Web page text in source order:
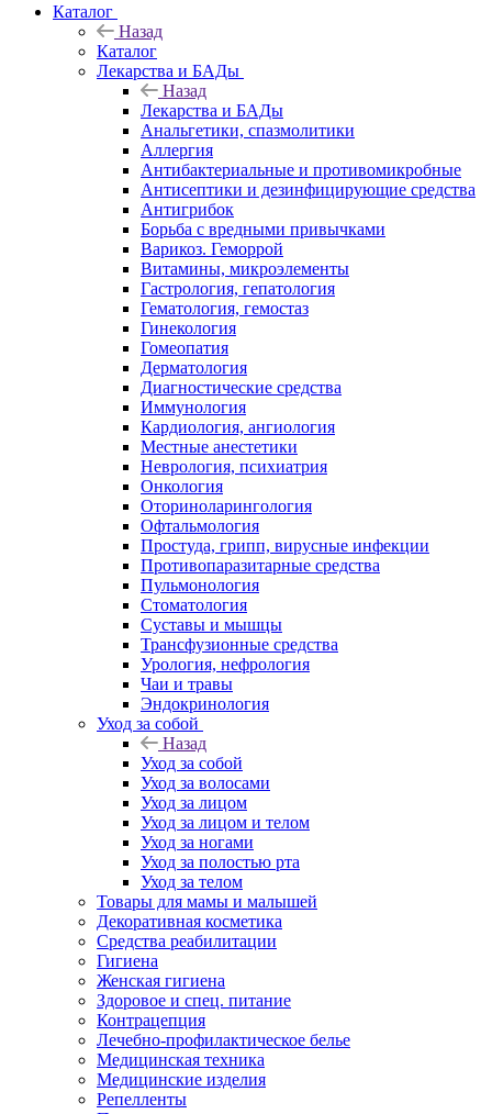
Каталог
Назад
Каталог
Лекарства и БАДы
Назад
Лекарства и БАДы
Анальгетики, спазмолитики
Аллергия
Антибактериальные и противомикробные
Антисептики и дезинфицирующие средства
Антигрибок
Борьба с вредными привычками
Варикоз. Геморрой
Витамины, микроэлементы
Гастрология, гепатология
Гематология, гемостаз
Гинекология
Гомеопатия
Дерматология
Диагностические средства
Иммунология
Кардиология, ангиология
Местные анестетики
Неврология, психиатрия
Онкология
Оториноларингология
Офтальмология
Простуда, грипп, вирусные инфекции
Противопаразитарные средства
Пульмонология
Стоматология
Суставы и мышцы
Трансфузионные средства
Урология, нефрология
Чаи и травы
Эндокринология
Уход за собой
Назад
Уход за собой
Уход за волосами
Уход за лицом
Уход за лицом и телом
Уход за ногами
Уход за полостью рта
Уход за телом
Товары для мамы и малышей
Декоративная косметика
Средства реабилитации
Гигиена
Женская гигиена
Здоровое и спец. питание
Контрацепция
Лечебно-профилактическое белье
Медицинская техника
Медицинские изделия
Репелленты